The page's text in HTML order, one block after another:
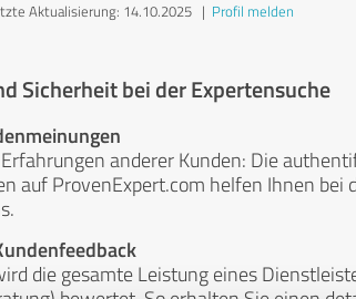
Aktualisierung: 14.10.2025 | Profil melden
Sicherheit bei der Expertensuche
anderer Kunden: Die
auf ProvenExpert.com helfen Ihnen bei
die gesamte Leistung eines